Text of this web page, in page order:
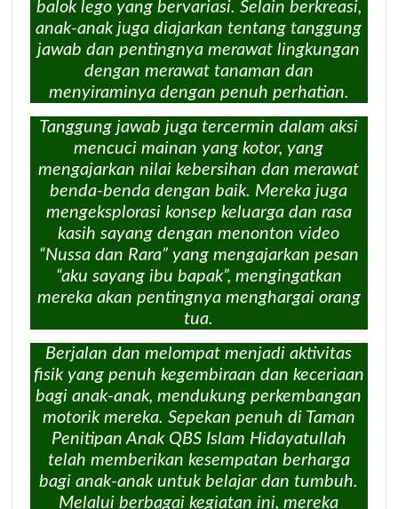
balok lego yang bervariasi. Selain berkreasi,
anak-anak juga diajarkan tentang tanggung
jawab dan pentingnya merawat lingkungan
dengan merawat tanaman dan
menyiraminya dengan penuh perhatian.
Tanggung jawab juga tercermin dalam aksi
mencuci mainan yang kotor, yang
mengajarkan nilai kebersihan dan merawat
benda-benda dengan baik. Mereka juga
mengeksplorasi konsep keluarga dan rasa
kasih sayang dengan menonton video
“Nussa dan Rara” yang mengajarkan pesan
“aku sayang ibu bapak”, mengingatkan
mereka akan pentingnya menghargai orang
tua.
Berjalan dan melompat menjadi aktivitas
fisik yang penuh kegembiraan dan keceriaan
bagi anak-anak, mendukung perkembangan
motorik mereka. Sepekan penuh di Taman
Penitipan Anak QBS Islam Hidayatullah
telah memberikan kesempatan berharga
bagi anak-anak untuk belajar dan tumbuh.
Melalui berbagai kegiatan ini, mereka